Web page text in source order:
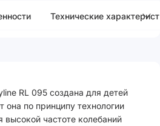
Технические
RL 095 создана для детей
она по принципу технологии
высокой частоте колебаний